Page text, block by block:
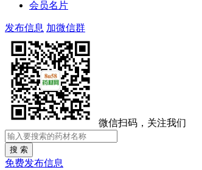
会员名片
发布信息 加微信群
微信扫码，关注我们
免费发布信息